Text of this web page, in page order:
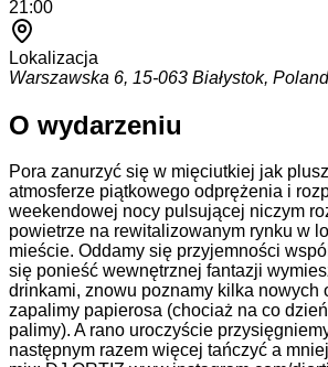
21:00
Lokalizacja
Warszawska 6, 15-063 Białystok, Poland
O wydarzeniu
Pora zanurzyć się w mięciutkiej jak
atmosferze piątkowego odprężenia i
weekendowej nocy pulsującej niczym
powietrze na rewitalizowanym rynku w
mieście. Oddamy się przyjemności
się ponieść wewnętrznej fantazji
drinkami, znowu poznamy kilka nowych
zapalimy papierosa (chociaż na co
palimy). A rano uroczyście
następnym razem więcej tańczyć a